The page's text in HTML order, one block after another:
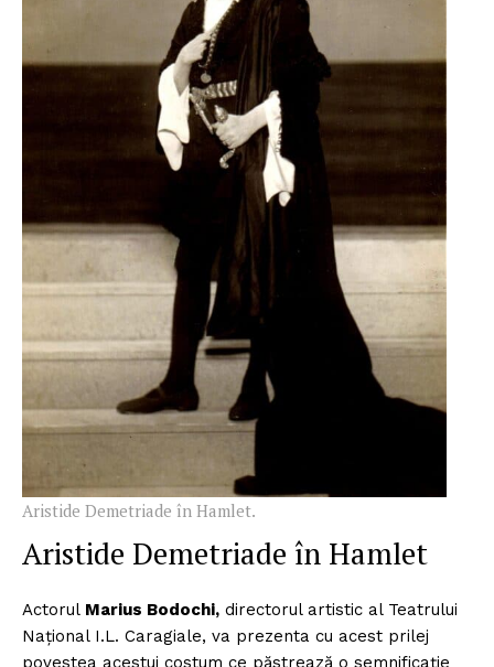
Aristide Demetriade în Hamlet.
Aristide Demetriade în Hamlet
Actorul Marius Bodochi, directorul artistic al Teatrului
Naţional I.L. Caragiale, va prezenta cu acest prilej
povestea acestui costum ce păstrează o semnificaţie